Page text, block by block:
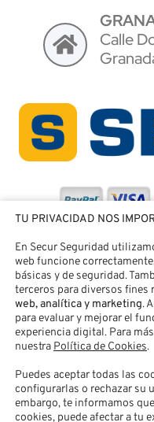
Calle
SECUR SEGURIDAD® |
Política de Cookies|
TU PRIVACIDAD NOS
En Secur Seguridad
web funcione
básicas y de seguridad.
terceros para diversos fines
web, analítica y marketing.
para evaluar y mejorar el
experiencia digital. Para
nuestra Política de Cookies.
Puedes aceptar todas las
configurarlas o rechazar su
embargo, te informamos
cookies, puede afectar a tu